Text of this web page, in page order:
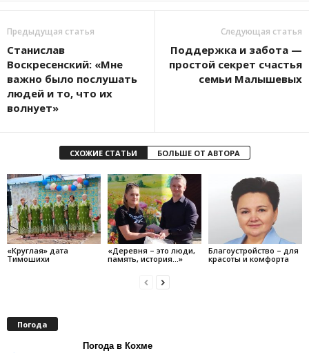
Предыдущая статья
Станислав
Воскресенский: «Мне
важно было послушать
людей и то, что их
волнует»
Следующая статья
Поддержка и забота —
простой секрет счастья
семьи Малышевых
СХОЖИЕ СТАТЬИ БОЛЬШЕ ОТ АВТОРА
«Круглая» дата
Тимошихи
«Деревня – это люди,
память, история…»
Благоустройство – для
красоты и комфорта
Погода
Погода в Кохме